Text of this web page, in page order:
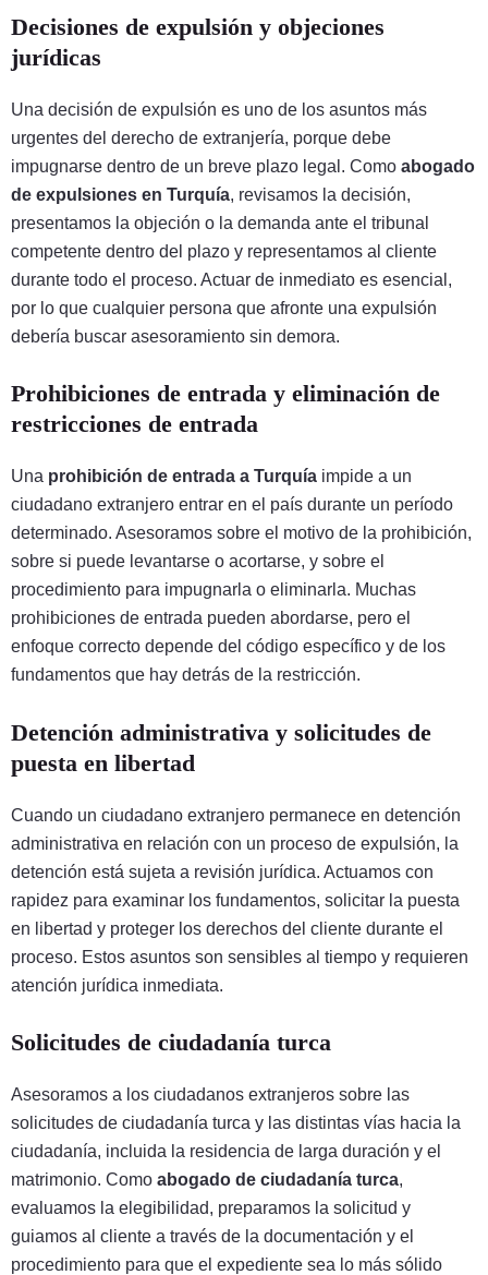
Decisiones de expulsión y objeciones
jurídicas
Una decisión de expulsión es uno de los asuntos más
urgentes del derecho de extranjería, porque debe
impugnarse dentro de un breve plazo legal. Como abogado
de expulsiones en Turquía, revisamos la decisión,
presentamos la objeción o la demanda ante el tribunal
competente dentro del plazo y representamos al cliente
durante todo el proceso. Actuar de inmediato es esencial,
por lo que cualquier persona que afronte una expulsión
debería buscar asesoramiento sin demora.
Prohibiciones de entrada y eliminación de
restricciones de entrada
Una prohibición de entrada a Turquía impide a un
ciudadano extranjero entrar en el país durante un período
determinado. Asesoramos sobre el motivo de la prohibición,
sobre si puede levantarse o acortarse, y sobre el
procedimiento para impugnarla o eliminarla. Muchas
prohibiciones de entrada pueden abordarse, pero el
enfoque correcto depende del código específico y de los
fundamentos que hay detrás de la restricción.
Detención administrativa y solicitudes de
puesta en libertad
Cuando un ciudadano extranjero permanece en detención
administrativa en relación con un proceso de expulsión, la
detención está sujeta a revisión jurídica. Actuamos con
rapidez para examinar los fundamentos, solicitar la puesta
en libertad y proteger los derechos del cliente durante el
proceso. Estos asuntos son sensibles al tiempo y requieren
atención jurídica inmediata.
Solicitudes de ciudadanía turca
Asesoramos a los ciudadanos extranjeros sobre las
solicitudes de ciudadanía turca y las distintas vías hacia la
ciudadanía, incluida la residencia de larga duración y el
matrimonio. Como abogado de ciudadanía turca,
evaluamos la elegibilidad, preparamos la solicitud y
guiamos al cliente a través de la documentación y el
procedimiento para que el expediente sea lo más sólido